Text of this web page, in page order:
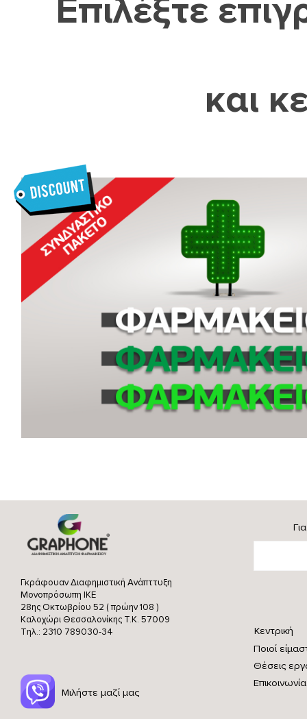
Επιλέξτε
και
Γκράφουαν Διαφημιστική Ανάπττυξη
Μονοπρόσωπη ΙΚΕ
28ης Οκτωβρίου 52 ( πρώην 108 )
Καλοχώρι Θεσσαλονίκης Τ.Κ. 57009
Τηλ.: 2310 789030-34
Κεντρική
Ποιοί
Θέσεις
Επικοινωνία
Μιλήστε μαζί μας